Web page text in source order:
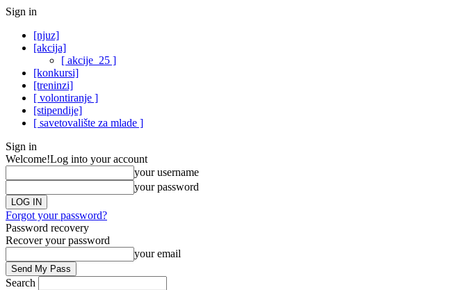
Sign in
[njuz]
[akcija]
[ akcije_25 ]
[konkursi]
[treninzi]
[ volontiranje ]
[stipendije]
[ savetovalište za mlade ]
Sign in
Welcome!Log into your account
your username
your password
Forgot your password?
Password recovery
Recover your password
your email
Search